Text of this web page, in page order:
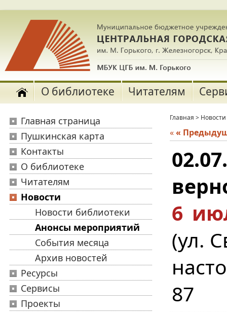
О библиотеке Читателям
Главная страница
Пушкинская карта
Контакты
О библиотеке
Читателям
Новости
Новости библиотеки
Анонсы мероприятий
События месяца
Архив новостей
Ресурсы
Сервисы
Проекты
Главная > Новости
««
6
(ул.
87